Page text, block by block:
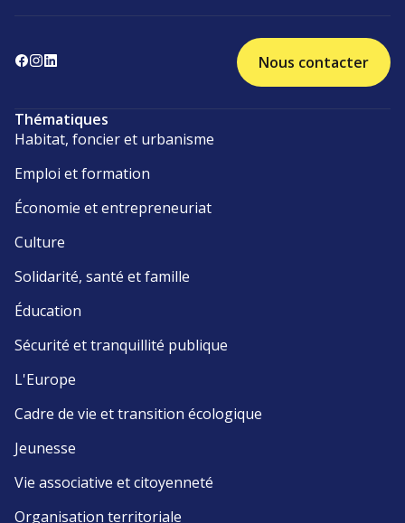
Nous contacter
Thématiques
Habitat, foncier et urbanisme
Emploi et formation
Économie et entrepreneuriat
Culture
Solidarité, santé et famille
Éducation
Sécurité et tranquillité publique
L'Europe
Cadre de vie et transition écologique
Jeunesse
Vie associative et citoyenneté
Organisation territoriale